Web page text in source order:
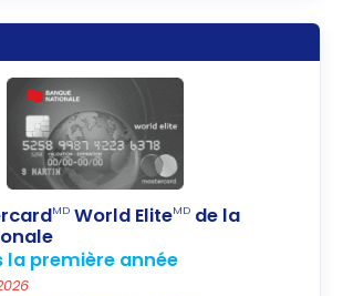
MD World EliteMD de la
la première année